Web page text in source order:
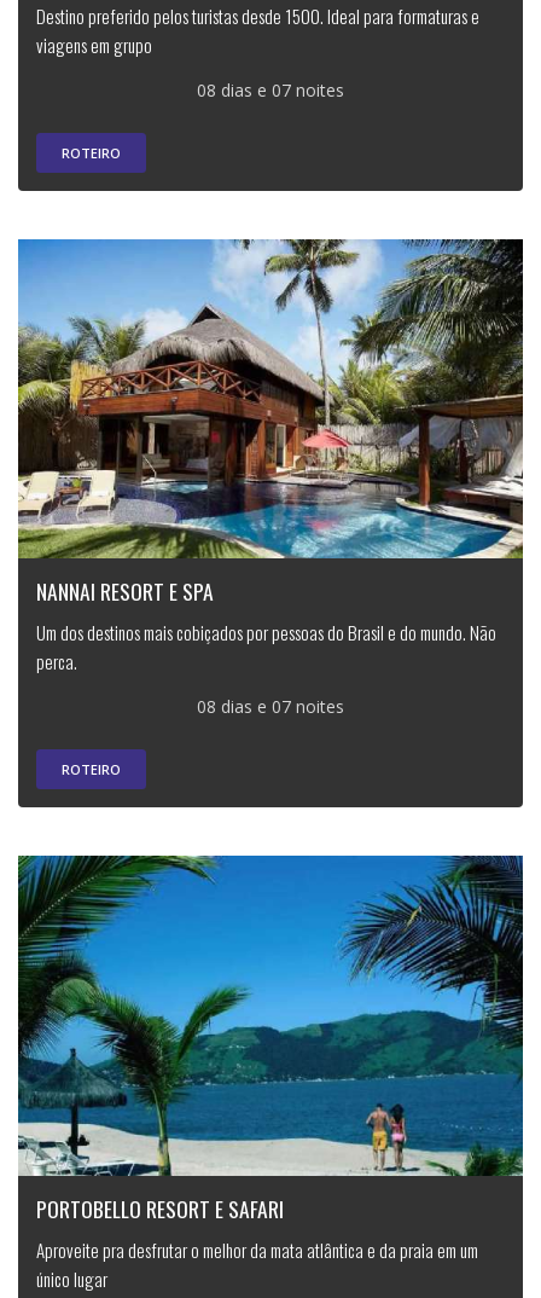
Destino preferido pelos turistas desde 1500. Ideal para formaturas e
viagens em grupo
08 dias e 07 noites
ROTEIRO
NANNAI RESORT E SPA
Um dos destinos mais cobiçados por pessoas do Brasil e do mundo. Não
perca.
08 dias e 07 noites
ROTEIRO
PORTOBELLO RESORT E SAFARI
Aproveite pra desfrutar o melhor da mata atlântica e da praia em um
único lugar